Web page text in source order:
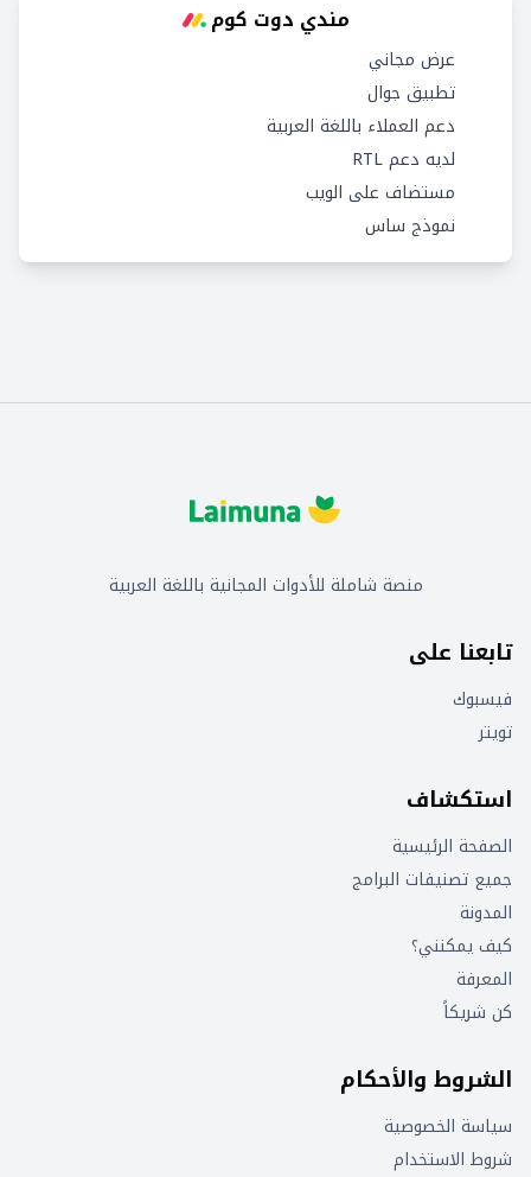
مندي دوت كوم
عرض مجاني
تطبيق جوال
دعم العملاء باللغة العربية
لديه دعم RTL
مستضاف على الويب
نموذج ساس
منصة شاملة للأدوات المجانية باللغة العربية
تابعنا على
فيسبوك
تويتر
استكشاف
الصفحة الرئيسية
جميع تصنيفات البرامج
المدونة
كيف يمكنني؟
المعرفة
كن شريكاً
الشروط والأحكام
سياسة الخصوصية
شروط الاستخدام